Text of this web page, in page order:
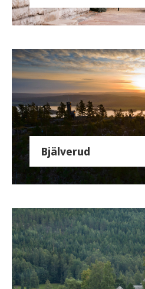
Bjälverud